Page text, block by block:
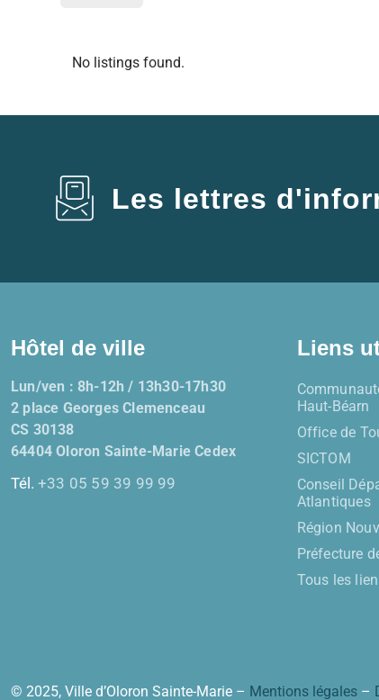
No listings found.
Les lettres
Hôtel de ville
Lun/ven : 8h-12h / 13h30-17h30
2 place Georges Clemenceau
CS 30138
64404 Oloron Sainte-Marie Cedex
Tél. +33 05 59 39 99 99
Liens
Haut-Béarn
Office de
SICTOM
Conseil
Atlantiques
Région
Préfecture
Tous les
© 2025, Ville d’Oloron Sainte-Marie – Mentions légales –